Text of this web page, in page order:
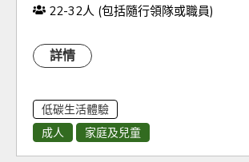
人數：
22-32人 (包括隨行領隊或職員)
詳情
低碳生活體驗
成人
家庭及兒童